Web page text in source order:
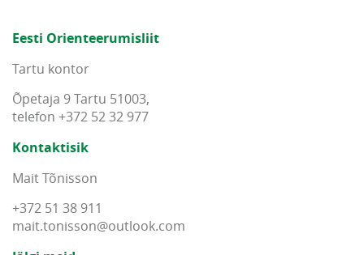
Eesti Orienteerumisliit
Tartu kontor
Õpetaja 9 Tartu 51003,
telefon +372 52 32 977
Kontaktisik
Mait Tõnisson
+372 51 38 911
mait.tonisson@outlook.com